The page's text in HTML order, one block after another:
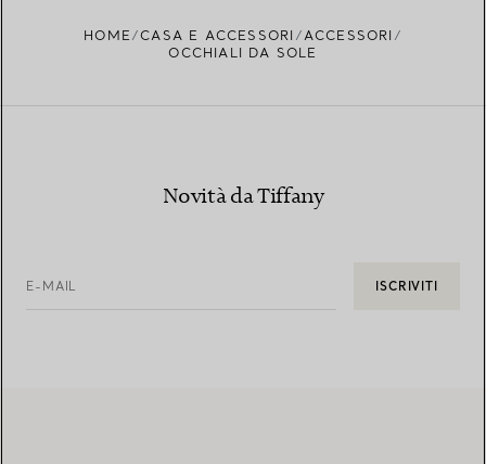
HOME CASA E ACCESSORI
ACCESSORI
OCCHIALI DA SOLE
Novità da Tiffany
E-MAIL ISCRIVITI